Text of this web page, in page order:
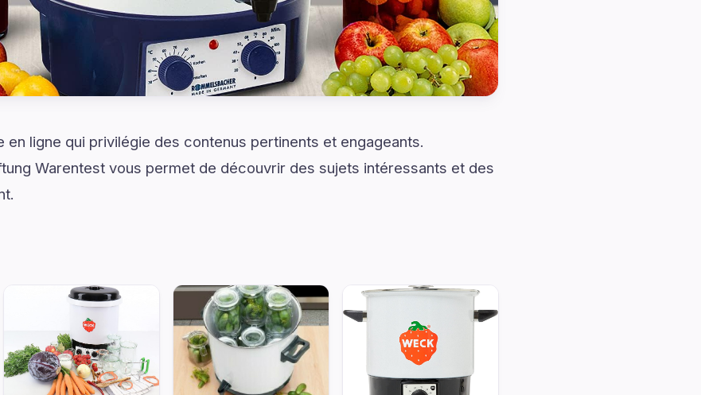
en ligne qui privilégie des contenus pertinents et engageants.
Warentest vous permet de découvrir des sujets intéressants et des